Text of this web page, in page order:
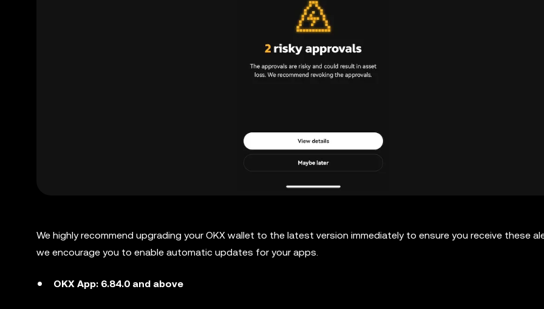
We highly recommend upgrading your OKX wallet to the latest version immediately to ensure you receive these
we encourage you to enable automatic updates for your apps.
OKX App: 6.84.0 and above